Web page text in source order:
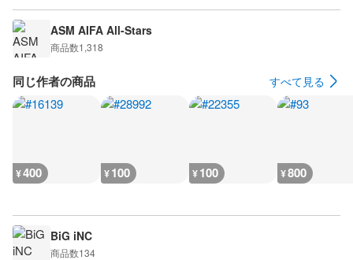
ASM AIFA All-Stars
商品数1,318
同じ作者の商品 すべて見る
¥400 ¥100 ¥100 ¥800
BiG iNC
商品数134